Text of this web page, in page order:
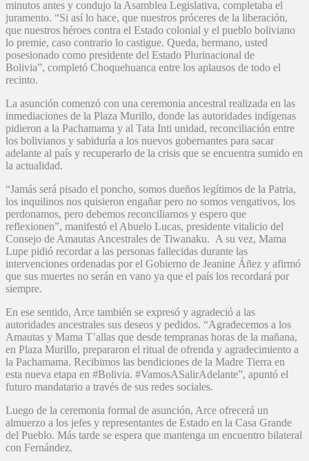
minutos antes y condujo la Asamblea Legislativa, completaba el
juramento. “Si así lo hace, que nuestros próceres de la liberación,
que nuestros héroes contra el Estado colonial y el pueblo boliviano
lo premie, caso contrario lo castigue. Queda, hermano, usted
posesionado como presidente del Estado Plurinacional de
Bolivia”, completó Choquehuanca entre los aplausos de todo el
recinto.
La asunción comenzó con una ceremonia ancestral realizada en las
inmediaciones de la Plaza Murillo, donde las autoridades indígenas
pidieron a la Pachamama y al Tata Inti unidad, reconciliación entre
los bolivianos y sabiduría a los nuevos gobernantes para sacar
adelante al país y recuperarlo de la crisis que se encuentra sumido en
la actualidad.
“Jamás será pisado el poncho, somos dueños legítimos de la Patria,
los inquilinos nos quisieron engañar pero no somos vengativos, los
perdonamos, pero debemos reconciliarnos y espero que
reflexionen”, manifestó el Abuelo Lucas, presidente vitalicio del
Consejo de Amautas Ancestrales de Tiwanaku. A su vez, Mama
Lupe pidió recordar a las personas fallecidas durante las
intervenciones ordenadas por el Gobierno de Jeanine Áñez y afirmó
que sus muertes no serán en vano ya que el país los recordará por
siempre.
En ese sentido, Arce también se expresó y agradeció a las
autoridades ancestrales sus deseos y pedidos. “Agradecemos a los
Amautas y Mama T’allas que desde tempranas horas de la mañana,
en Plaza Murillo, prepararon el ritual de ofrenda y agradecimiento a
la Pachamama. Recibimos las bendiciones de la Madre Tierra en
esta nueva etapa en #Bolivia. #VamosASalirAdelante”, apuntó el
futuro mandatario a través de sus redes sociales.
Luego de la ceremonia formal de asunción, Arce ofrecerá un
almuerzo a los jefes y representantes de Estado en la Casa Grande
del Pueblo. Más tarde se espera que mantenga un encuentro bilateral
con Fernández.